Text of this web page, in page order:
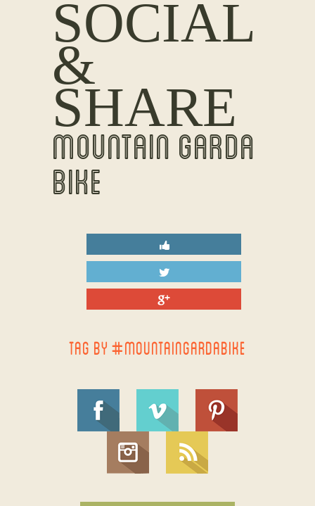
SOCIAL
&
SHARE
MOUNTAIN GARDA
BIKE
TAG BY #MOUNTAINGARDABIKE